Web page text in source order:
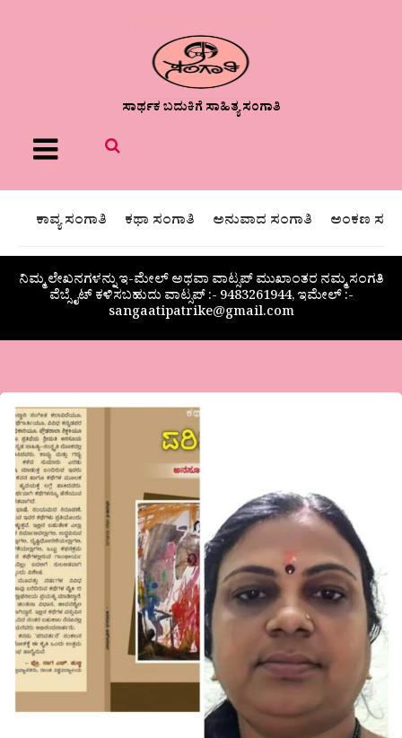
ಸಾರ್ಥಕ ಬದುಕಿಗೆ ಸಾಹಿತ್ಯ ಸಂಗಾತಿ
Menu
ಕಾವ್ಯ ಸಂಗಾತಿ ಕಥಾ ಸಂಗಾತಿ ಅನುವಾದ ಸಂಗಾತಿ ಅಂಕಣ
ನಿಮ್ಮ ಲೇಖನಗಳನ್ನು ಇ-ಮೇಲ್ ಅಥವಾ ವಾಟ್ಸಪ್ ಮುಖಾಂತರ ನಮ್ಮ ಸಂಗತಿ
ವೆಬ್ಸೈಟ್ ಕಳಿಸಬಹುದು ವಾಟ್ಸಪ್‌ :- 9483261944, ಇಮೇಲ್ :-
sangaatipatrike@gmail.com
ಅನಸೂಯ
ಜಹಗೀರದಾರ
ಅವರ
ಕಥಾಸಂಕಲನ
‘ಪರಿವರ್ತನೆ’ಗೆ
ಕೇಶವರೆಡ್ಡಿ
ಹಂದ್ರಾಳ
ಬರೆದ
ಮುನ್ನುಡಿ